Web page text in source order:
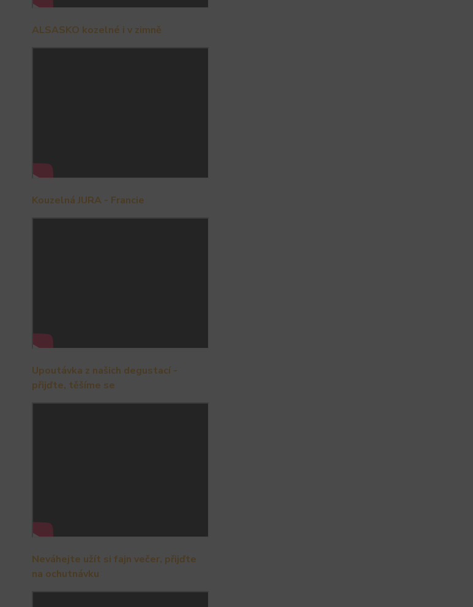
ALSASKO kozelné i v zimně
Kouzelná JURA - Francie
Upoutávka z našich degustací -
přijďte, těšíme se
Neváhejte užít si fajn večer, přijďte
na ochutnávku